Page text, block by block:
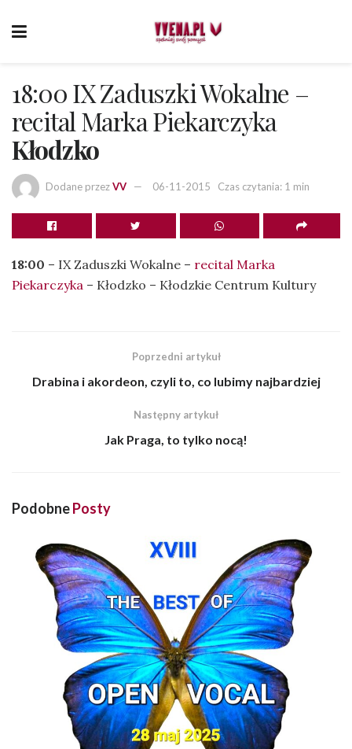
18:00 IX Zaduszki Wokalne –
recital Marka Piekarczyka
Kłodzko
Dodane przezVV 06-11-2015 Czas czytania: 1 min
18:00 – IX Zaduszki Wokalne – recital Marka
Piekarczyka – Kłodzko – Kłodzkie Centrum Kultury
Poprzedni artykuł
Drabina i akordeon, czyli to, co lubimy najbardziej
Następny artykuł
Jak Praga, to tylko nocą!
PodobnePosty